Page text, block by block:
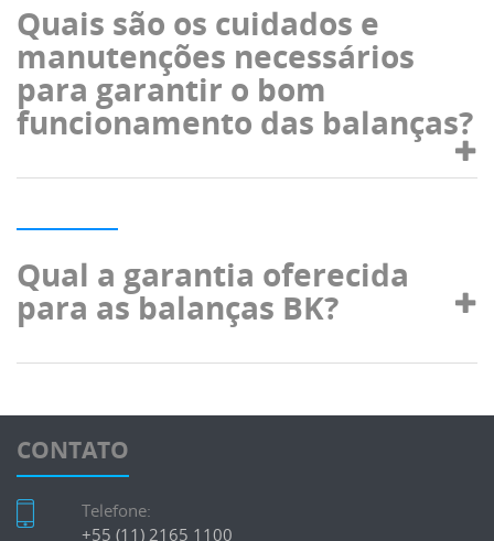
Quais são os cuidados e
manutenções necessários
para garantir o bom
funcionamento das balanças?
Qual a garantia oferecida
para as balanças BK?
CONTATO
Telefone:
+55 (11) 2165 1100